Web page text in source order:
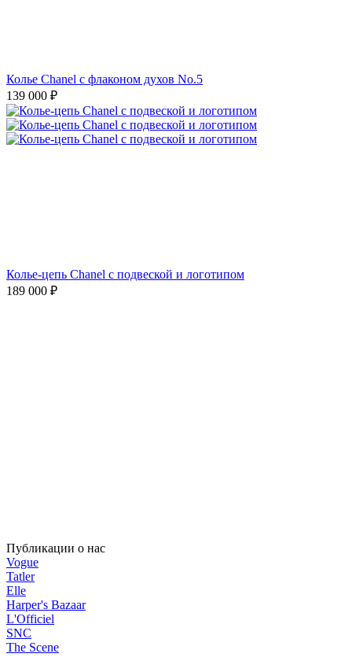
Колье Chanel с флаконом духов No.5
139 000 ₽
Колье-цепь Chanel с подвеской и логотипом
189 000 ₽
Публикации о нас
Vogue
Tatler
Elle
Harper's Bazaar
L'Officiel
SNC
The Scene